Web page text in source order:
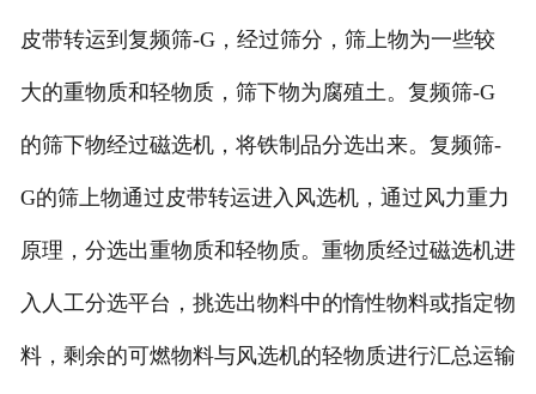
皮带转运到复频筛-G，经过筛分，筛上物为一些较
大的重物质和轻物质，筛下物为腐殖土。复频筛-G
的筛下物经过磁选机，将铁制品分选出来。复频筛-
G的筛上物通过皮带转运进入风选机，通过风力重力
原理，分选出重物质和轻物质。重物质经过磁选机进
入人工分选平台，挑选出物料中的惰性物料或指定物
料，剩余的可燃物料与风选机的轻物质进行汇总运输